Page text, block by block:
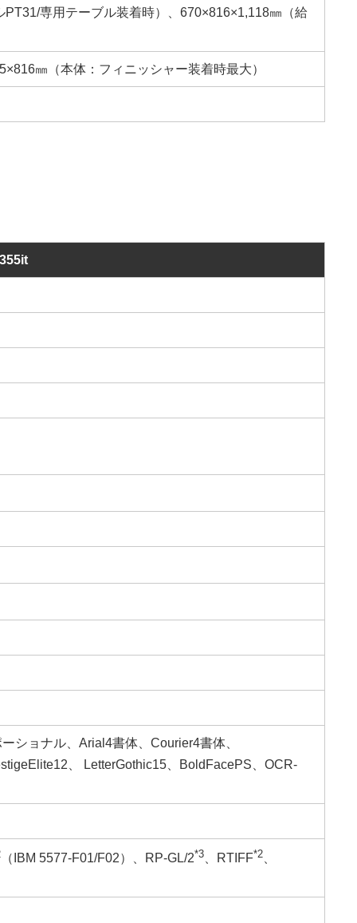
専用テーブル装着時）、670×816×1,118㎜（給
㎜（本体：フィニッシャー装着時最大）
ショナル、Arial4書体、Courier4書体、
、 LetterGothic15、BoldFacePS、OCR-
（IBM 5577-F01/F02）、RP-GL/2*3 、RTIFF*2